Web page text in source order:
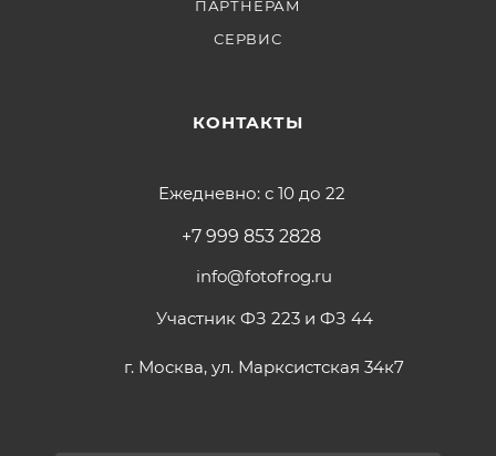
ПАРТНЕРАМ
СЕРВИС
КОНТАКТЫ
Ежедневно: с 10 до 22
+7 999 853 2828
info@fotofrog.ru
Участник ФЗ 223 и ФЗ 44
г. Москва, ул. Марксистская 34к7